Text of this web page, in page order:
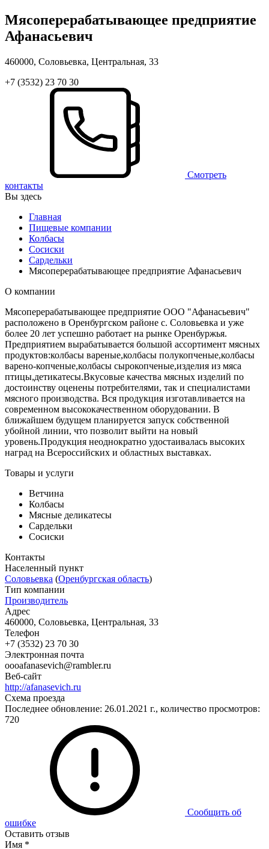
Мясоперерабатывающее предприятие
Афанасьевич
460000, Соловьевка, Центральная, 33
+7 (3532) 23 70 30
Смотреть
контакты
Вы здесь
Главная
Пищевые компании
Колбасы
Сосиски
Сардельки
Мясоперерабатывающее предприятие Афанасьевич
О компании
Мясоперерабатывающее предприятие ООО "Афанасьевич"
расположено в Оренбургском районе с. Соловьевка и уже
более 20 лет успешно работает на рынке Оренбуржья.
Предприятием вырабатывается большой ассортимент мясных
продуктов:колбасы вареные,колбасы полукопченые,колбасы
варено-копченые,колбасы сырокопченые,изделия из мяса
птицы,детикатесы.Вкусовые качества мясных изделий по
достоинству оценены потребителями, так и специалистами
мясного производства. Вся продукция изготавливается на
современном высококачественном оборудовании. В
ближайшем будущем планируется запуск собственной
убойной линии, что позволит выйти на новый
уровень.Продукция неоднократно удостаивалась высоких
наград на Всероссийских и областных выставках.
Товары и услуги
Ветчина
Колбасы
Мясные деликатесы
Сардельки
Сосиски
Контакты
Населенный пункт
Соловьевка (Оренбургская область)
Тип компании
Производитель
Адрес
460000, Соловьевка, Центральная, 33
Телефон
+7 (3532) 23 70 30
Электронная почта
oooafanasevich@rambler.ru
Веб-сайт
http://afanasevich.ru
Схема проезда
Последнее обновление: 26.01.2021 г., количество просмотров:
720
Сообщить об
ошибке
Оставить отзыв
Имя *